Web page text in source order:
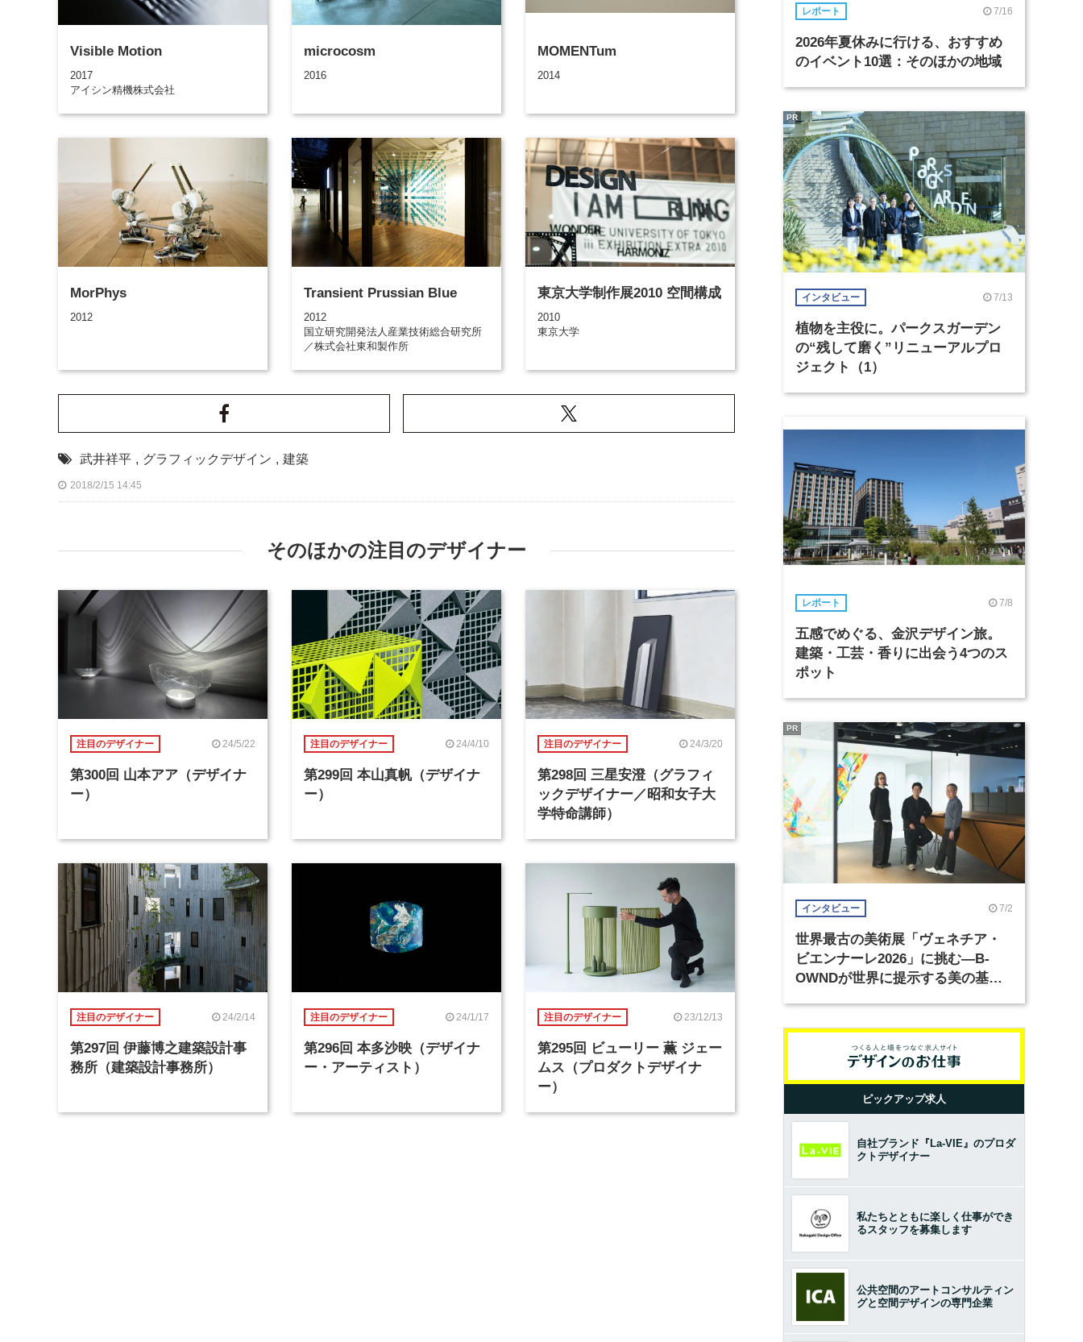
Visible Motion
2017
アイシン精機株式会社
microcosm
2016
MOMENTum
2014
MorPhys
2012
Transient Prussian Blue
2012
国立研究開発法人産業技術総合研究所
／株式会社東和製作所
東京大学制作展2010 空間構成
2010
東京大学
武井祥平 , グラフィックデザイン , 建築
2018/2/15 14:45
そのほかの注目のデザイナー
注目のデザイナー 24/5/22
第300回 山本アア（デザイナ
ー）
注目のデザイナー 24/4/10
第299回 本山真帆（デザイナ
ー）
注目のデザイナー 24/3/20
第298回 三星安澄（グラフィ
ックデザイナー／昭和女子大
学特命講師）
注目のデザイナー 24/2/14
第297回 伊藤博之建築設計事
務所（建築設計事務所）
注目のデザイナー 24/1/17
第296回 本多沙映（デザイナ
ー・アーティスト）
注目のデザイナー 23/12/13
第295回 ビューリー 薫 ジェー
ムス（プロダクトデザイナ
ー）
レポート 7/16
2026年夏休みに行ける、おすすめ
のイベント10選：そのほかの地域
インタビュー 7/13
植物を主役に。パークスガーデン
の“残して磨く”リニューアルプロ
ジェクト（1）
PR
レポート 7/8
五感でめぐる、金沢デザイン旅。
建築・工芸・香りに出会う4つのス
ポット
インタビュー 7/2
世界最古の美術展「ヴェネチア・
ビエンナーレ2026」に挑む―B-
OWNDが世界に提示する美の基準
PR
ピックアップ求人
自社ブランド『La-VIE』のプロダ
クトデザイナー
私たちとともに楽しく仕事ができ
るスタッフを募集します
公共空間のアートコンサルティン
グと空間デザインの専門企業